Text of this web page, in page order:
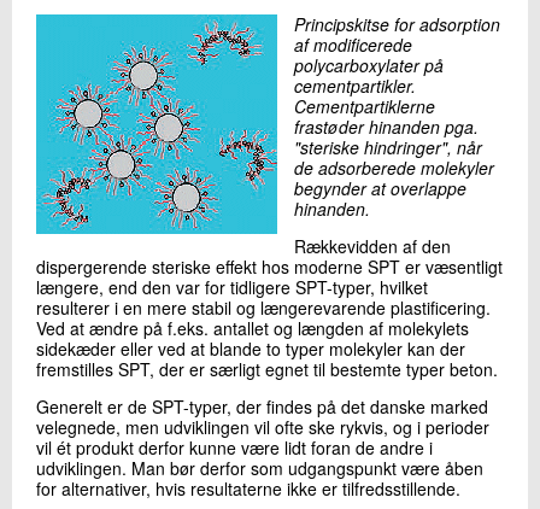
Principskitse for adsorption
af modificerede
polycarboxylater på
cementpartikler.
Cementpartiklerne
frastøder hinanden pga.
"steriske hindringer", når
de adsorberede molekyler
begynder at overlappe
hinanden.
Rækkevidden af den
dispergerende steriske effekt hos moderne SPT er væsentligt
længere, end den var for tidligere SPT-typer, hvilket
resulterer i en mere stabil og længerevarende plastificering.
Ved at ændre på f.eks. antallet og længden af molekylets
sidekæder eller ved at blande to typer molekyler kan der
fremstilles SPT, der er særligt egnet til bestemte typer beton.
Generelt er de SPT-typer, der findes på det danske marked
velegnede, men udviklingen vil ofte ske rykvis, og i perioder
vil ét produkt derfor kunne være lidt foran de andre i
udviklingen. Man bør derfor som udgangspunkt være åben
for alternativer, hvis resultaterne ikke er tilfredsstillende.